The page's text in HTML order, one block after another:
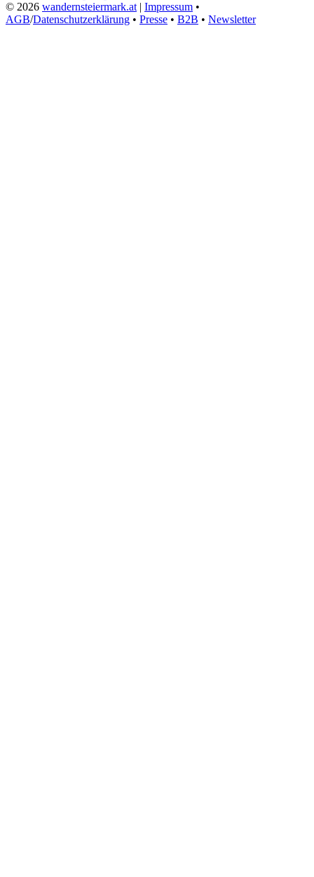
© 2026 wandernsteiermark.at | Impressum •
AGB/Datenschutzerklärung • Presse • B2B • Newsletter